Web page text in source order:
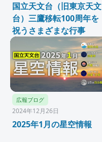
国立天文台（旧東京天文
台）三鷹移転100周年を
祝うさまざまな行事
広報ブログ
2024年12月26日
2025年1月の星空情報